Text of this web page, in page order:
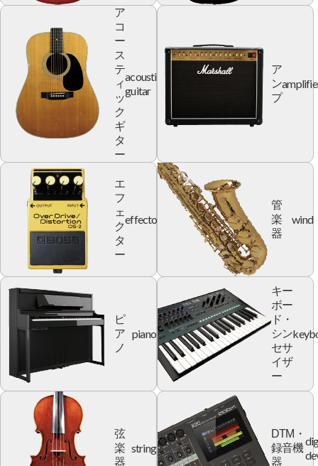
ア
コ
ー
ス
テ
ィ
ッ
ク
ギ
タ
ー
acoustic
guitar
ア
ン
プ
エ
フ
ェ
ク
タ
ー
effector
管
楽
器
wind
ピ
ア
ノ
piano
キー
ボー
ド・
シン
セサ
イザ
ー
弦
楽
器
string
DTM・
録音機
器